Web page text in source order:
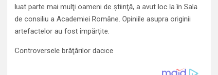
luat parte mai mulţi oameni de ştiinţă, a avut loc la în Sala
de consiliu a Academiei Române. Opiniile asupra originii
artefactelor au fost împărţite.
Controversele brăţărilor dacice